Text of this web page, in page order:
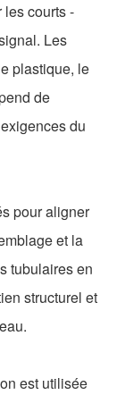
courts -
Les
plastique, le
de
du
pour aligner
et la
tubulaires en
structurel et
est utilisée